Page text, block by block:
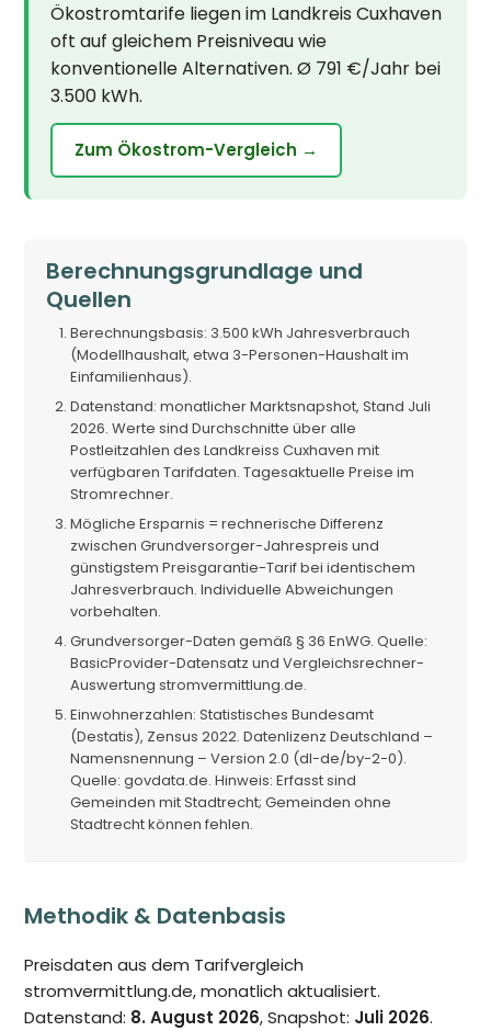
Ökostromtarife liegen im Landkreis Cuxhaven
oft auf gleichem Preisniveau wie
konventionelle Alternativen. Ø 791 €/Jahr bei
3.500 kWh.
Zum Ökostrom-Vergleich →
Berechnungsgrundlage und
Quellen
Berechnungsbasis: 3.500 kWh Jahresverbrauch
(Modellhaushalt, etwa 3-Personen-Haushalt im
Einfamilienhaus).
Datenstand: monatlicher Marktsnapshot, Stand Juli
2026. Werte sind Durchschnitte über alle
Postleitzahlen des Landkreiss Cuxhaven mit
verfügbaren Tarifdaten. Tagesaktuelle Preise im
Stromrechner.
Mögliche Ersparnis = rechnerische Differenz
zwischen Grundversorger-Jahrespreis und
günstigstem Preisgarantie-Tarif bei identischem
Jahresverbrauch. Individuelle Abweichungen
vorbehalten.
Grundversorger-Daten gemäß § 36 EnWG. Quelle:
BasicProvider-Datensatz und Vergleichsrechner-
Auswertung stromvermittlung.de.
Einwohnerzahlen: Statistisches Bundesamt
(Destatis), Zensus 2022. Datenlizenz Deutschland –
Namensnennung – Version 2.0 (dl-de/by-2-0).
Quelle: govdata.de. Hinweis: Erfasst sind
Gemeinden mit Stadtrecht; Gemeinden ohne
Stadtrecht können fehlen.
Methodik & Datenbasis
Preisdaten aus dem Tarifvergleich
stromvermittlung.de, monatlich aktualisiert.
Datenstand: 8. August 2026, Snapshot: Juli 2026.